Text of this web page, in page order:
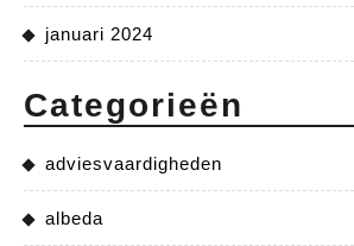
januari 2024
Categorieën
adviesvaardigheden
albeda